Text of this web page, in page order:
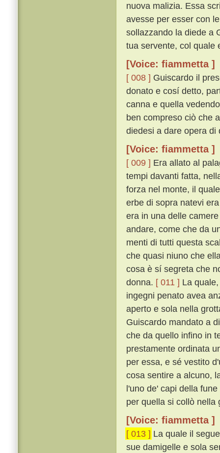
nuova malizia. Essa
avesse per esser con
sollazzando la diede a
tua servente, col quale
[Voice: fiammetta ]
[ 008 ] Guiscardo il
donato e cosí detto,
canna e quella
ben compreso ciò che
diedesi a dare opera di
[Voice: fiammetta ]
[ 009 ] Era allato al
tempi davanti fatta,
forza nel monte, il
erbe di sopra natevi
era in una delle
andare, come che da
menti di tutti questa
che quasi niuno che
cosa è sí segreta che
donna. [ 011 ] La
ingegni penato avea
aperto e sola nella
Guiscardo mandato a
che da quello infino in
prestamente ordinata
per essa, e sé vestito
cosa sentire a alcuno,
l'uno de' capi della
per quella si collò nella
[Voice: fiammetta ]
[ 013 ] La quale il
sue damigelle e sola